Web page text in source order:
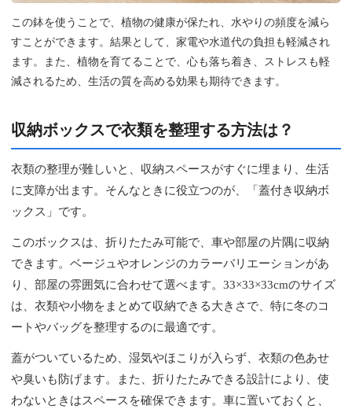
この鉢を使うことで、植物の健康が保たれ、水やりの頻度を減ら
すことができます。結果として、家電や水道代の負担も軽減され
ます。また、植物を育てることで、心も落ち着き、ストレスも軽
減されるため、生活の質を高める効果も期待できます。
収納ボックスで衣類を整理する方法は？
衣類の整理が難しいと、収納スペースがすぐに埋まり、生活
に支障が出ます。そんなときに役立つのが、「蓋付き収納ボ
ックス」です。
このボックスは、折りたたみ可能で、車や部屋の片隅に収納
できます。ベージュやオレンジのカラーバリエーションがあ
り、部屋の雰囲気に合わせて選べます。33×33×33cmのサイズ
は、衣類や小物をまとめて収納できる大きさで、特に冬のコ
ートやバッグを整理するのに最適です。
蓋がついているため、湿気やほこりが入らず、衣類の色あせ
や臭いも防げます。また、折りたたみできる設計により、使
わないときはスペースを確保できます。車に置いておくと、